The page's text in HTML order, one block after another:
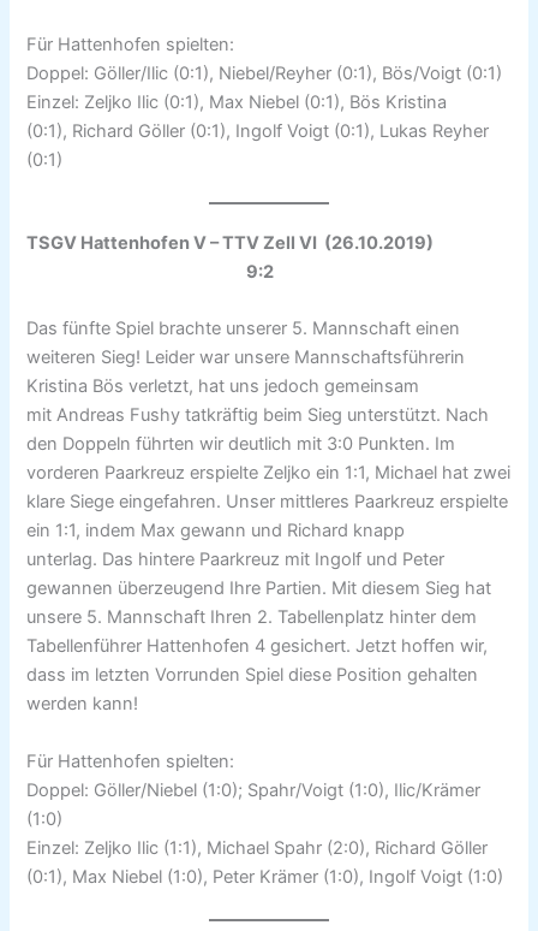
Für Hattenhofen spielten:
Doppel: Göller/Ilic (0:1), Niebel/Reyher (0:1), Bös/Voigt (0:1)
Einzel: Zeljko Ilic (0:1), Max Niebel (0:1), Bös Kristina
(0:1), Richard Göller (0:1), Ingolf Voigt (0:1), Lukas Reyher
(0:1)
TSGV Hattenhofen V – TTV Zell VI (26.10.2019)
9:2
Das fünfte Spiel brachte unserer 5. Mannschaft einen
weiteren Sieg! Leider war unsere Mannschaftsführerin
Kristina Bös verletzt, hat uns jedoch gemeinsam
mit Andreas Fushy tatkräftig beim Sieg unterstützt. Nach
den Doppeln führten wir deutlich mit 3:0 Punkten. Im
vorderen Paarkreuz erspielte Zeljko ein 1:1, Michael hat zwei
klare Siege eingefahren. Unser mittleres Paarkreuz erspielte
ein 1:1, indem Max gewann und Richard knapp
unterlag. Das hintere Paarkreuz mit Ingolf und Peter
gewannen überzeugend Ihre Partien. Mit diesem Sieg hat
unsere 5. Mannschaft Ihren 2. Tabellenplatz hinter dem
Tabellenführer Hattenhofen 4 gesichert. Jetzt hoffen wir,
dass im letzten Vorrunden Spiel diese Position gehalten
werden kann!
Für Hattenhofen spielten:
Doppel: Göller/Niebel (1:0); Spahr/Voigt (1:0), Ilic/Krämer
(1:0)
Einzel: Zeljko Ilic (1:1), Michael Spahr (2:0), Richard Göller
(0:1), Max Niebel (1:0), Peter Krämer (1:0), Ingolf Voigt (1:0)